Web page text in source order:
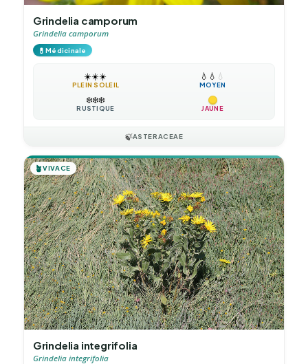
Grindelia camporum
Grindelia camporum
💊Médicinale
☀️☀️☀️
PLEIN SOLEIL
💧 💧 💧
MOYEN
❄️❄️❄️
RUSTIQUE JAUNE
🍃ASTERACEAE
🪴VIVACE
Grindelia integrifolia
Grindelia integrifolia